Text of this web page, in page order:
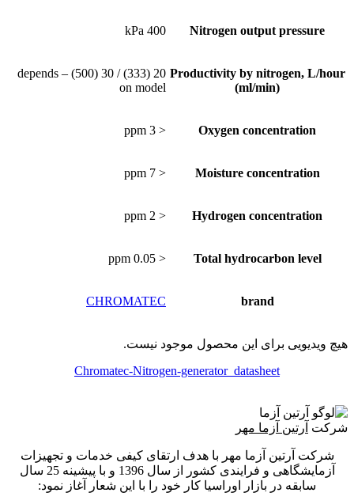
Nitrogen output pressure
400 kPa
Productivity by nitrogen, L/hour
(ml/min)
20 (333) / 30 (500) – depends
on model
Oxygen concentration
< 3 ppm
Moisture concentration
< 7 ppm
Hydrogen concentration
< 2 ppm
Total hydrocarbon level
< 0.05 ppm
brand
CHROMATEC
هیچ ویدیویی برای این محصول موجود نیست.
Chromatec-Nitrogen-generator_datasheet
شرکت آرتین آزما مهر
شرکت آرتین آزما مهر با هدف ارتقای کیفی خدمات و تجهیزات
آزمایشگاهی و فرایندی کشور از سال 1396 و با پیشینه 25 سال
سابقه در بازار اوراسیا کار خود را با این شعار آغاز نمود: